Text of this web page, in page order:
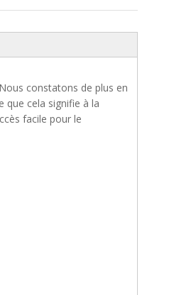
constatons de plus en
que cela signifie à la
facile pour le